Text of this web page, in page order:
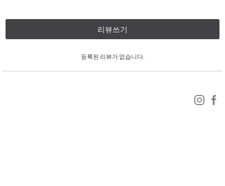
리뷰쓰기
등록된 리뷰가 없습니다.